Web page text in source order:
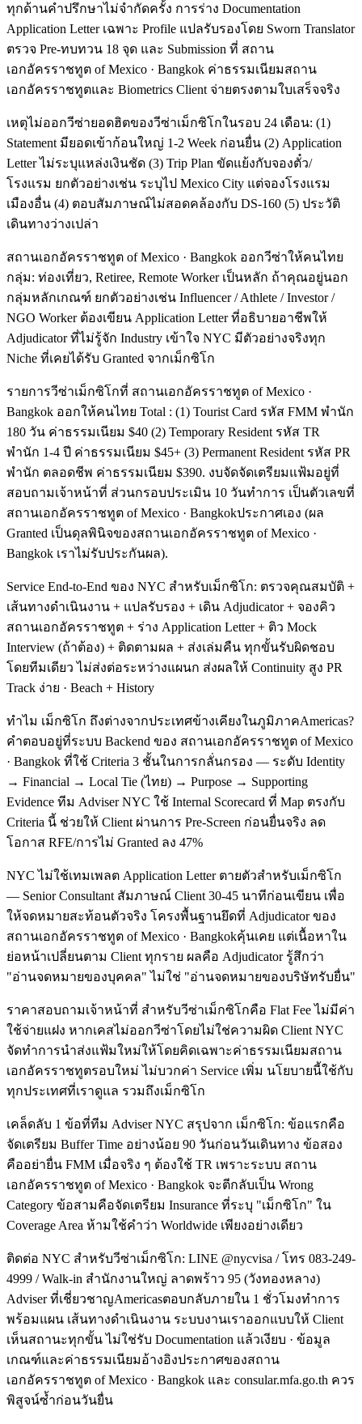
ทุกด้านคำปรึกษาไม่จำกัดครั้ง การร่าง Documentation
Application Letter เฉพาะ Profile แปลรับรองโดย Sworn Translator
ตรวจ Pre-ทบทวน 18 จุด และ Submission ที่ สถาน
เอกอัครราชทูต of Mexico · Bangkok ค่าธรรมเนียมสถาน
เอกอัครราชทูตและ Biometrics Client จ่ายตรงตามใบเสร็จจริง
เหตุไม่ออกวีซ่ายอดฮิตของวีซ่าเม็กซิโกในรอบ 24 เดือน: (1)
Statement มียอดเข้าก้อนใหญ่ 1-2 Week ก่อนยื่น (2) Application
Letter ไม่ระบุแหล่งเงินชัด (3) Trip Plan ขัดแย้งกับจองตั๋ว/
โรงแรม ยกตัวอย่างเช่น ระบุไป Mexico City แต่จองโรงแรม
เมืองอื่น (4) ตอบสัมภาษณ์ไม่สอดคล้องกับ DS-160 (5) ประวัติ
เดินทางว่างเปล่า
สถานเอกอัครราชทูต of Mexico · Bangkok ออกวีซ่าให้คนไทย
กลุ่ม: ท่องเที่ยว, Retiree, Remote Worker เป็นหลัก ถ้าคุณอยู่นอก
กลุ่มหลักเกณฑ์ ยกตัวอย่างเช่น Influencer / Athlete / Investor /
NGO Worker ต้องเขียน Application Letter ที่อธิบายอาชีพให้
Adjudicator ที่ไม่รู้จัก Industry เข้าใจ NYC มีตัวอย่างจริงทุก
Niche ที่เคยได้รับ Granted จากเม็กซิโก
รายการวีซ่าเม็กซิโกที่ สถานเอกอัครราชทูต of Mexico ·
Bangkok ออกให้คนไทย Total : (1) Tourist Card รหัส FMM พำนัก
180 วัน ค่าธรรมเนียม $40 (2) Temporary Resident รหัส TR
พำนัก 1-4 ปี ค่าธรรมเนียม $45+ (3) Permanent Resident รหัส PR
พำนัก ตลอดชีพ ค่าธรรมเนียม $390. งบจัดจัดเตรียมแฟ้มอยู่ที่
สอบถามเจ้าหน้าที่ ส่วนกรอบประเมิน 10 วันทำการ เป็นตัวเลขที่
สถานเอกอัครราชทูต of Mexico · Bangkokประกาศเอง (ผล
Granted เป็นดุลพินิจของสถานเอกอัครราชทูต of Mexico ·
Bangkok เราไม่รับประกันผล).
Service End-to-End ของ NYC สำหรับเม็กซิโก: ตรวจคุณสมบัติ +
เส้นทางดำเนินงาน + แปลรับรอง + เดิน Adjudicator + จองคิว
สถานเอกอัครราชทูต + ร่าง Application Letter + ติว Mock
Interview (ถ้าต้อง) + ติดตามผล + ส่งเล่มคืน ทุกขั้นรับผิดชอบ
โดยทีมเดียว ไม่ส่งต่อระหว่างแผนก ส่งผลให้ Continuity สูง PR
Track ง่าย · Beach + History
ทำไม เม็กซิโก ถึงต่างจากประเทศข้างเคียงในภูมิภาคAmericas?
คำตอบอยู่ที่ระบบ Backend ของ สถานเอกอัครราชทูต of Mexico
· Bangkok ที่ใช้ Criteria 3 ชั้นในการกลั่นกรอง — ระดับ Identity
→ Financial → Local Tie (ไทย) → Purpose → Supporting
Evidence ทีม Adviser NYC ใช้ Internal Scorecard ที่ Map ตรงกับ
Criteria นี้ ช่วยให้ Client ผ่านการ Pre-Screen ก่อนยื่นจริง ลด
โอกาส RFE/การไม่ Granted ลง 47%
NYC ไม่ใช้เทมเพลต Application Letter ตายตัวสำหรับเม็กซิโก
— Senior Consultant สัมภาษณ์ Client 30-45 นาทีก่อนเขียน เพื่อ
ให้จดหมายสะท้อนตัวจริง โครงพื้นฐานยึดที่ Adjudicator ของ
สถานเอกอัครราชทูต of Mexico · Bangkokคุ้นเคย แต่เนื้อหาใน
ย่อหน้าเปลี่ยนตาม Client ทุกราย ผลคือ Adjudicator รู้สึกว่า
"อ่านจดหมายของบุคคล" ไม่ใช่ "อ่านจดหมายของบริษัทรับยื่น"
ราคาสอบถามเจ้าหน้าที่ สำหรับวีซ่าเม็กซิโกคือ Flat Fee ไม่มีค่า
ใช้จ่ายแฝง หากเคสไม่ออกวีซ่าโดยไม่ใช่ความผิด Client NYC
จัดทำการนำส่งแฟ้มใหม่ให้โดยคิดเฉพาะค่าธรรมเนียมสถาน
เอกอัครราชทูตรอบใหม่ ไม่บวกค่า Service เพิ่ม นโยบายนี้ใช้กับ
ทุกประเทศที่เราดูแล รวมถึงเม็กซิโก
เคล็ดลับ 1 ข้อที่ทีม Adviser NYC สรุปจาก เม็กซิโก: ข้อแรกคือ
จัดเตรียม Buffer Time อย่างน้อย 90 วันก่อนวันเดินทาง ข้อสอง
คืออย่ายื่น FMM เมื่อจริง ๆ ต้องใช้ TR เพราะระบบ สถาน
เอกอัครราชทูต of Mexico · Bangkok จะตีกลับเป็น Wrong
Category ข้อสามคือจัดเตรียม Insurance ที่ระบุ "เม็กซิโก" ใน
Coverage Area ห้ามใช้คำว่า Worldwide เพียงอย่างเดียว
ติดต่อ NYC สำหรับวีซ่าเม็กซิโก: LINE @nycvisa / โทร 083-249-
4999 / Walk-in สำนักงานใหญ่ ลาดพร้าว 95 (วังทองหลาง)
Adviser ที่เชี่ยวชาญAmericasตอบกลับภายใน 1 ชั่วโมงทำการ
พร้อมแผน เส้นทางดำเนินงาน ระบบงานเราออกแบบให้ Client
เห็นสถานะทุกขั้น ไม่ใช่รับ Documentation แล้วเงียบ · ข้อมูล
เกณฑ์และค่าธรรมเนียมอ้างอิงประกาศของสถาน
เอกอัครราชทูต of Mexico · Bangkok และ consular.mfa.go.th ควร
พิสูจน์ซ้ำก่อนวันยื่น